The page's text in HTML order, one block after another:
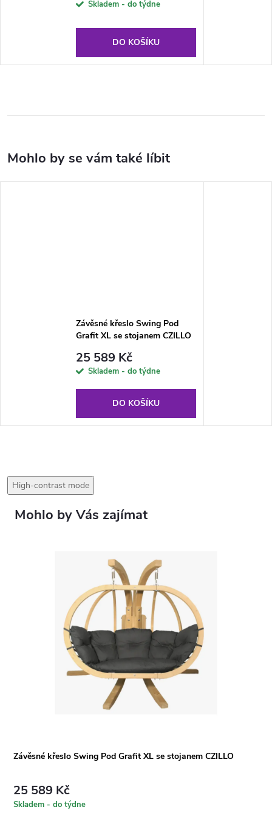
Skladem - do týdne
DO KOŠÍKU
Závěsné křeslo Swing Pod
Grafit XL se stojanem CZILLO
25 589 Kč
Skladem - do týdne
DO KOŠÍKU
High-contrast mode
Závěsné křeslo Swing Pod Grafit XL se stojanem CZILLO
25 589 Kč
Skladem - do týdne